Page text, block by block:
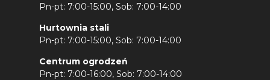
Pn-pt: 7:00-15:00, Sob: 7:00-14:00
Hurtownia stali
Pn-pt: 7:00-15:00, Sob: 7:00-14:00
Centrum ogrodzeń
Pn-pt: 7:00-16:00, Sob: 7:00-14:00